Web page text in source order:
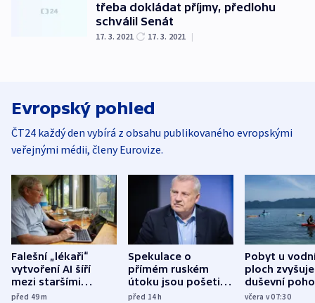
třeba dokládat příjmy, předlohu
schválil Senát
17. 3. 2021 17. 3. 2021 |
Evropský pohled
ČT24 každý den vybírá z obsahu publikovaného evropskými
veřejnými médii, členy Eurovize.
Falešní „lékaři“
vytvoření AI šíří
mezi staršími
Poláky nebezpečné
před 49m
Spekulace o
přímém ruském
útoku jsou pošetilé,
míní estonský
před 14h
Pobyt u
ploch zvyšuje
duševní
ukázala
včera v 07:30